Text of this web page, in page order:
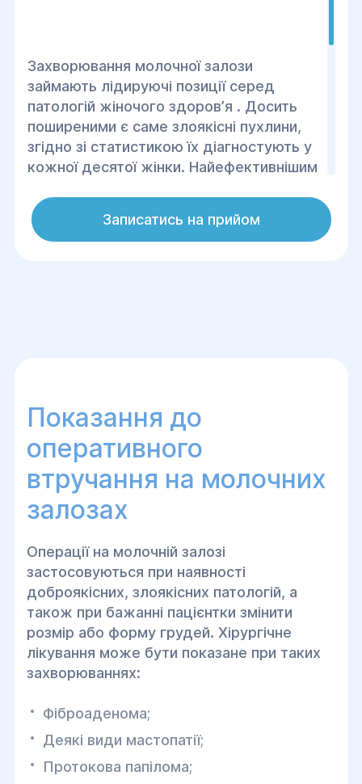
Захворювання молочної залози
займають лідируючі позиції серед
патологій жіночого здоровʼя . Досить
поширеними є саме злоякісні пухлини,
згідно зі статистикою їх діагностують у
кожної десятої жінки. Найефективнішим
молочної залози є хірургічне втручання.
Сучасна медицина дозволяє у більшості
Записатись на прийом
Показання до
оперативного
втручання на молочних
залозах
Операції на молочній залозі
застосовуються при наявності
доброякісних, злоякісних патологій, а
також при бажанні пацієнтки змінити
розмір або форму грудей. Хірургічне
лікування може бути показане при таких
захворюваннях:
Фіброаденома;
Деякі види мастопатії;
Протокова папілома;